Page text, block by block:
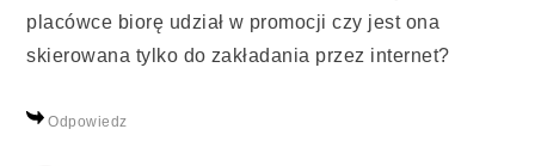
placówce biorę udział w promocji czy jest ona
skierowana tylko do zakładania przez internet?
Odpowiedz